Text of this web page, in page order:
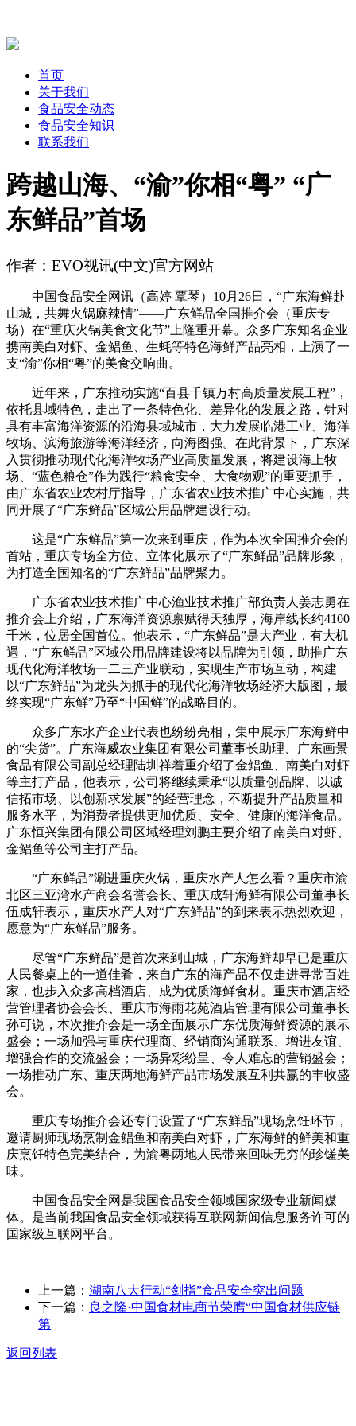
首页
关于我们
食品安全动态
食品安全知识
联系我们
跨越山海、“渝”你相“粤” “广
东鲜品”首场
作者：EVO视讯(中文)官方网站
中国食品安全网讯（高婷 覃琴）10月26日，“广东海鲜赴
山城，共舞火锅麻辣情”——广东鲜品全国推介会（重庆专
场）在“重庆火锅美食文化节”上隆重开幕。众多广东知名企业
携南美白对虾、金鲳鱼、生蚝等特色海鲜产品亮相，上演了一
支“渝”你相“粤”的美食交响曲。
近年来，广东推动实施“百县千镇万村高质量发展工程”，
依托县域特色，走出了一条特色化、差异化的发展之路，针对
具有丰富海洋资源的沿海县域城市，大力发展临港工业、海洋
牧场、滨海旅游等海洋经济，向海图强。在此背景下，广东深
入贯彻推动现代化海洋牧场产业高质量发展，将建设海上牧
场、“蓝色粮仓”作为践行“粮食安全、大食物观”的重要抓手，
由广东省农业农村厅指导，广东省农业技术推广中心实施，共
同开展了“广东鲜品”区域公用品牌建设行动。
这是“广东鲜品”第一次来到重庆，作为本次全国推介会的
首站，重庆专场全方位、立体化展示了“广东鲜品”品牌形象，
为打造全国知名的“广东鲜品”品牌聚力。
广东省农业技术推广中心渔业技术推广部负责人姜志勇在
推介会上介绍，广东海洋资源禀赋得天独厚，海岸线长约4100
千米，位居全国首位。他表示，“广东鲜品”是大产业，有大机
遇，“广东鲜品”区域公用品牌建设将以品牌为引领，助推广东
现代化海洋牧场一二三产业联动，实现生产市场互动，构建
以“广东鲜品”为龙头为抓手的现代化海洋牧场经济大版图，最
终实现“广东鲜”乃至“中国鲜”的战略目的。
众多广东水产企业代表也纷纷亮相，集中展示广东海鲜中
的“尖货”。广东海威农业集团有限公司董事长助理、广东画景
食品有限公司副总经理陆圳祥着重介绍了金鲳鱼、南美白对虾
等主打产品，他表示，公司将继续秉承“以质量创品牌、以诚
信拓市场、以创新求发展”的经营理念，不断提升产品质量和
服务水平，为消费者提供更加优质、安全、健康的海洋食品。
广东恒兴集团有限公司区域经理刘鹏主要介绍了南美白对虾、
金鲳鱼等公司主打产品。
“广东鲜品”涮进重庆火锅，重庆水产人怎么看？重庆市渝
北区三亚湾水产商会名誉会长、重庆成轩海鲜有限公司董事长
伍成轩表示，重庆水产人对“广东鲜品”的到来表示热烈欢迎，
愿意为“广东鲜品”服务。
尽管“广东鲜品”是首次来到山城，广东海鲜却早已是重庆
人民餐桌上的一道佳肴，来自广东的海产品不仅走进寻常百姓
家，也步入众多高档酒店、成为优质海鲜食材。重庆市酒店经
营管理者协会会长、重庆市海雨花苑酒店管理有限公司董事长
孙可说，本次推介会是一场全面展示广东优质海鲜资源的展示
盛会；一场加强与重庆代理商、经销商沟通联系、增进友谊、
增强合作的交流盛会；一场异彩纷呈、令人难忘的营销盛会；
一场推动广东、重庆两地海鲜产品市场发展互利共赢的丰收盛
会。
重庆专场推介会还专门设置了“广东鲜品”现场烹饪环节，
邀请厨师现场烹制金鲳鱼和南美白对虾，广东海鲜的鲜美和重
庆烹饪特色完美结合，为渝粤两地人民带来回味无穷的珍馐美
味。
中国食品安全网是我国食品安全领域国家级专业新闻媒
体。是当前我国食品安全领域获得互联网新闻信息服务许可的
国家级互联网平台。
上一篇： 湖南八大行动“剑指”食品安全突出问题
下一篇： 良之隆·中国食材电商节荣膺“中国食材供应链
第
返回列表